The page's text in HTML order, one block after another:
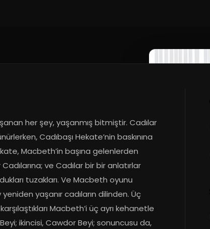
her şey, yaşanmış bitmiştir. Cadılar
Cadıbaşı Hekate’nin baskınına
Macbeth’in başına gelenlerden
ve Cadılar bir bir anlatırlar
tuzakları. Ve Macbeth oyunu
yaşanır cadıların dilinden. Üç
Macbeth’i üç ayrı kehanetle
ikincisi, Cawdor Beyi; sonuncusu da,